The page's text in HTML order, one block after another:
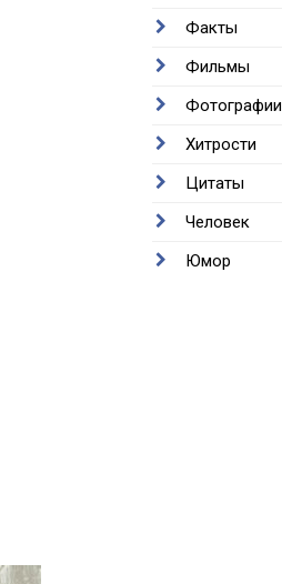
Факты
Фильмы
Фотографии
Хитрости
Цитаты
Человек
Юмор